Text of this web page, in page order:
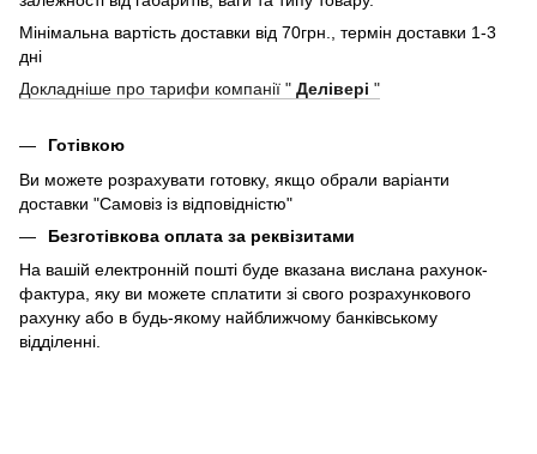
Мінімальна вартість доставки від 70грн., термін доставки 1-3
дні
Докладніше про тарифи компанії " Делівері "
Готівкою
Ви можете розрахувати готовку, якщо обрали варіанти
доставки "Самовіз із відповідністю"
Безготівкова оплата за реквізитами
На вашій електронній пошті буде вказана вислана рахунок-
фактура, яку ви можете сплатити зі свого розрахункового
рахунку або в будь-якому найближчому банківському
відділенні.